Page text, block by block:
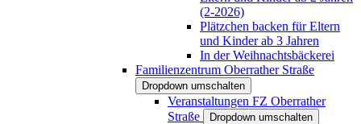
(2-2026)
Plätzchen backen für Eltern
und Kinder ab 3 Jahren
In der Weihnachtsbäckerei
Familienzentrum Oberrather Straße
Dropdown umschalten
Veranstaltungen FZ Oberrather
Straße
Dropdown umschalten